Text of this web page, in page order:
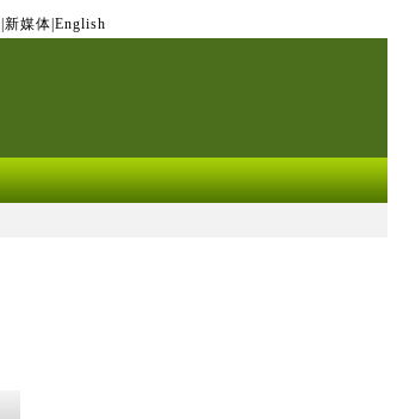
新媒体 English